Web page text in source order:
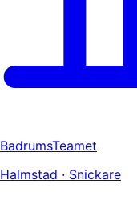
BadrumsTeamet
Halmstad · Snickare